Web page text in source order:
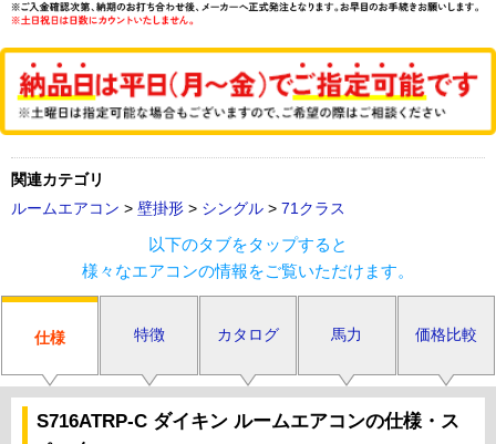
関連カテゴリ
ルームエアコン > 壁掛形 > シングル > 71クラス
以下のタブをタップすると
様々なエアコンの情報をご覧いただけます。
仕様 特徴 カタログ 馬力 価格比較
S716ATRP-C ダイキン ルームエアコンの仕様・ス